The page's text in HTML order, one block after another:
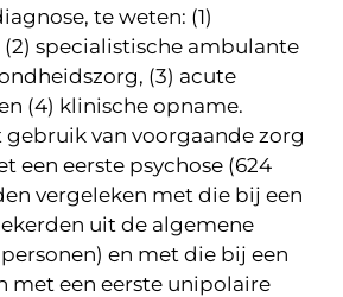
te weten: (1)
specialistische ambulante
(3) acute
(4) klinische opname.
gebruik van voorgaande zorg
een eerste psychose (624
vergeleken met die bij een
uit de algemene
en met die bij een
met een eerste unipolaire